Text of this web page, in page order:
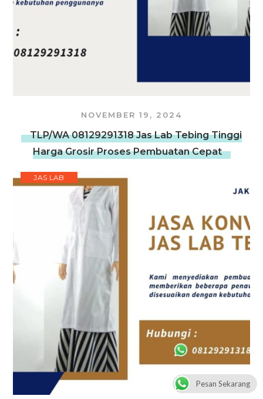
NOVEMBER 19, 2024
TLP/WA 08129291318 Jas Lab Tebing Tinggi
Harga Grosir Proses Pembuatan Cepat
JAS LAB
Pesan Sekarang